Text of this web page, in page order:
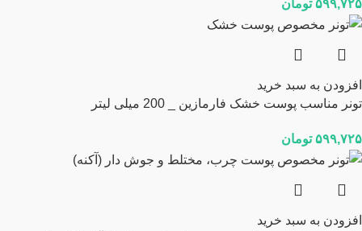
۵۹۹,۷۲۵ تومان
افزودن به سبد خرید
تونر مناسب پوست خشک فارمازین _ 200 میلی لیتر
۵۹۹,۷۲۵ تومان
افزودن به سبد خرید